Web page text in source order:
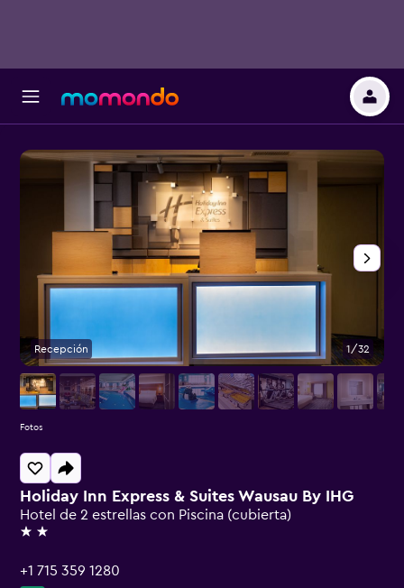
Holiday Inn Express & Suites Wausau By IHG
Hotel de 2 estrellas con Piscina (cubierta)
2 estrellas
+1 715 359 1280
Recepción 1/32
Fotos